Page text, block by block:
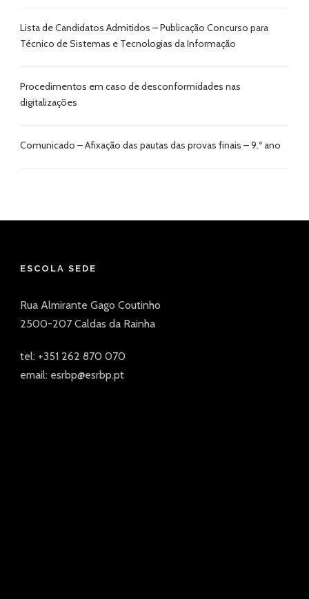
Lista de Candidatos Admitidos – Publicação Concurso para
Técnico de Sistemas e Tecnologias da Informação
Procedimentos em caso de desconformidades nas
digitalizações
Comunicado – Afixação das pautas das provas finais – 9.º ano
ESCOLA SEDE
Rua Almirante Gago Coutinho
2500-207 Caldas da Rainha
tel: +351 262 870 070
email: esrbp@esrbp.pt